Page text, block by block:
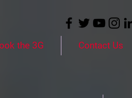
the 3G Contact Us